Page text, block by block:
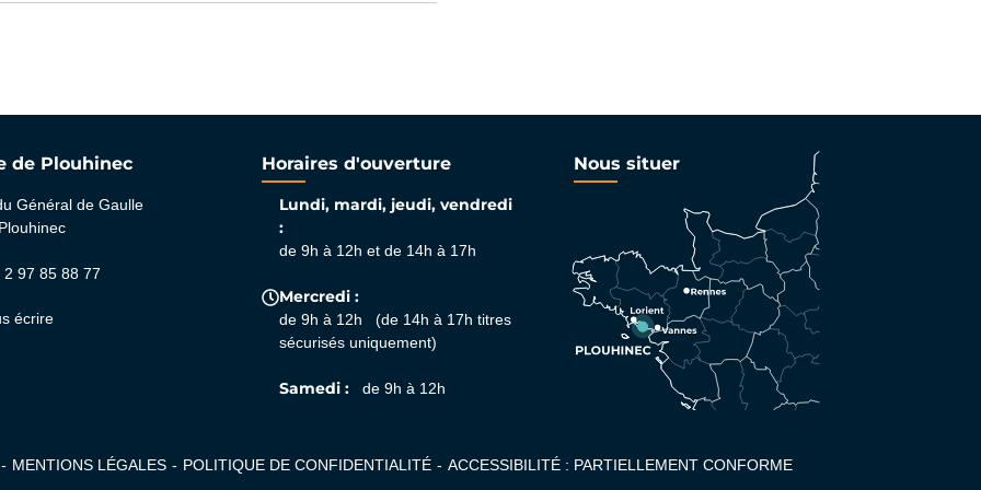
dans un nouvel onglet)
onglet)
de Plouhinec
Général de Gaulle
2 97 85 88 77
écrire
Horaires d'ouverture
Lundi, mardi, jeudi, vendredi
:
de 9h à 12h et de 14h à 17h
Mercredi :
de 9h à 12h (de 14h à 17h titres
sécurisés uniquement)
Samedi : de 9h à 12h
Nous situer
MENTIONS LÉGALES POLITIQUE DE CONFIDENTIALITÉ ACCESSIBILITÉ : PARTIELLEMENT CONFORME